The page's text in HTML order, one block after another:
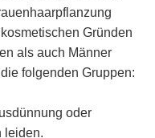
Gründen
als auch Männer
folgenden Gruppen:
oder
leiden.